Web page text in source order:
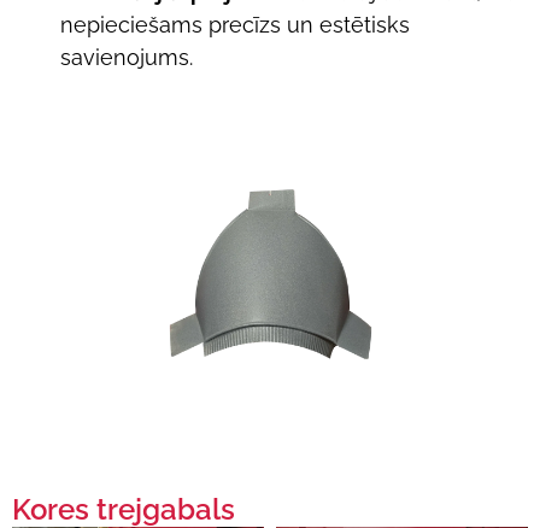
nepieciešams precīzs un estētisks
savienojums.
Kores trejgabals